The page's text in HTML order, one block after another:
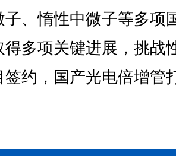
子、惰性中微子等多项
得多项关键进展，挑战
签约，国产光电倍增管